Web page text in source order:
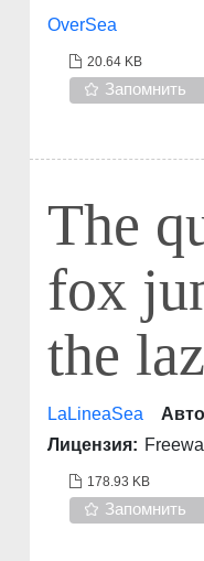
OverSea
20.64 KB
Запомнить
The
fox
the
LaLineaSea
Лицензия:
178.93 KB
Запомнить